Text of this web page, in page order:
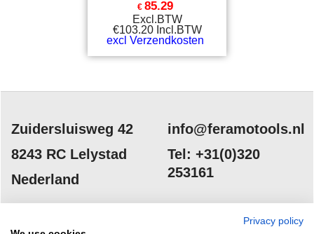
€ 85.29
Excl.BTW
€103.20 Incl.BTW
excl Verzendkosten
Zuidersluisweg 42
8243 RC Lelystad
Nederland
info@feramotools.nl
Tel: +31(0)320
253161
Privacy policy